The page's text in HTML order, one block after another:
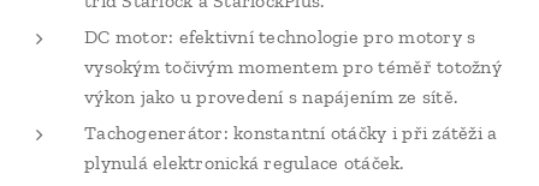
DC motor: efektivní technologie pro motory s
vysokým točivým momentem pro téměř totožný
výkon jako u provedení s napájením ze sítě.
Tachogenerátor: konstantní otáčky i při zátěži a
plynulá elektronická regulace otáček.